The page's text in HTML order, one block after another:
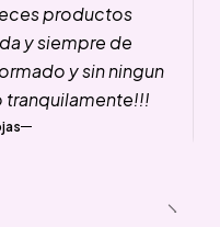
productos
y siempre de
y sin ningun